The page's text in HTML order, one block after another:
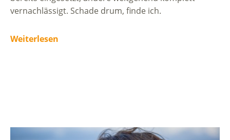
vernachlässigt. Schade drum, finde ich.
Weiterlesen